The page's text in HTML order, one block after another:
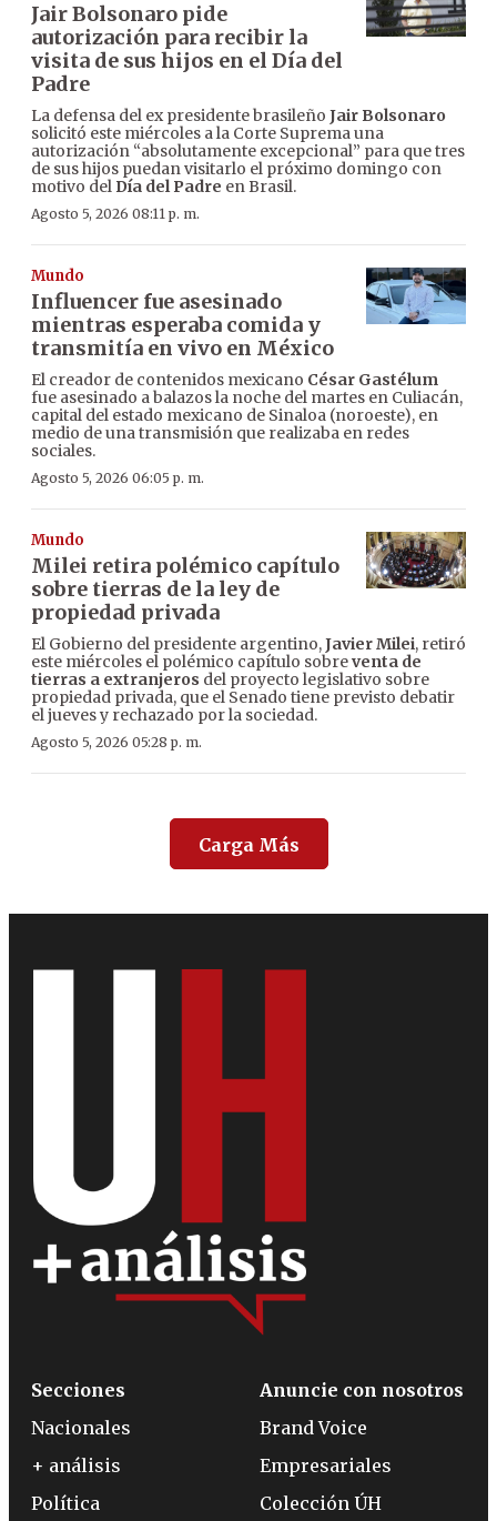
Jair Bolsonaro pide
autorización para recibir la
visita de sus hijos en el Día del
Padre
La defensa del ex presidente brasileño Jair Bolsonaro
solicitó este miércoles a la Corte Suprema una
autorización “absolutamente excepcional” para que tres
de sus hijos puedan visitarlo el próximo domingo con
motivo del Día del Padre en Brasil.
Agosto 5, 2026 08:11 p. m.
Mundo
Influencer fue asesinado
mientras esperaba comida y
transmitía en vivo en México
El creador de contenidos mexicano César Gastélum
fue asesinado a balazos la noche del martes en Culiacán,
capital del estado mexicano de Sinaloa (noroeste), en
medio de una transmisión que realizaba en redes
sociales.
Agosto 5, 2026 06:05 p. m.
Mundo
Milei retira polémico capítulo
sobre tierras de la ley de
propiedad privada
El Gobierno del presidente argentino,Javier Milei, retiró
este miércoles el polémico capítulo sobreventa de
tierras a extranjeros del proyecto legislativo sobre
propiedad privada, que el Senado tiene previsto debatir
el jueves y rechazado por la sociedad.
Agosto 5, 2026 05:28 p. m.
Carga Más
Secciones
Nacionales
+ análisis
Política
Anuncie con nosotros
Brand Voice
Empresariales
Colección ÚH